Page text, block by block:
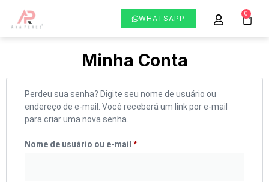
WHATSAPP
0
Minha Conta
Perdeu sua senha? Digite seu nome de usuário ou
endereço de e-mail. Você receberá um link por e-mail
para criar uma nova senha.
Nome de usuário ou e-mail *